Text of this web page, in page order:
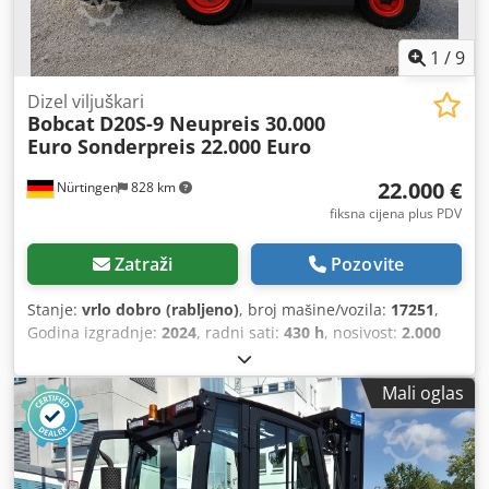
1 /9
Nürtingen 828 km
Dizel viljuškari
Bobcat D20S-9 Neupreis 30.000
Euro Sonderpreis 22.000 Euro
22.000 €
fiksna cijena plus PDV
Zatraži Pozovite
Stanje: vrlo dobro (rabljeno), broj mašine/vozila: 17251,
Godina izgradnje: 2024, radni sati: 430 h, nosivost: 2.000
4.730 mm
mm, središte tereta:500 mm, vrsta goriva:dizel, vrsta
jarbola:triplex, građevinska visina: 2.190 mm, duljina
vilica:1.050 mm, dimenzija prednje gume:7.00-15 5.50,
dimenzija stražnje gume:6.50-10, ukupna masa:4.053 kg,
Mali oglas